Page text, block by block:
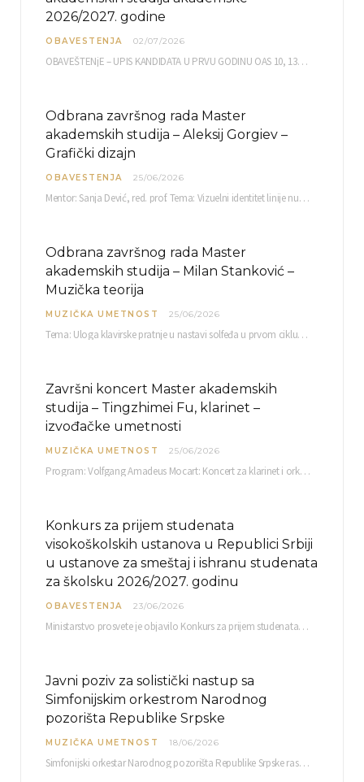
2026/2027. godine
OBAVESTENJA 02/07/2026
OBAVEŠTENjE – UPIS KANDIDATA U PRVU GODINU OAS 10, 13, 14, 15. i…
Odbrana završnog rada Master
akademskih studija – Aleksij Gorgiev –
Grafički dizajn
OBAVESTENJA 25/06/2026
Mentor: Sanja Dević, red. prof. Tema: Vizuelni identitet linije nutricionističkih proizvoda Vita+: Od ambalaže do multimedijalne komunikacije Petak, 03. 07.…
Odbrana završnog rada Master
akademskih studija – Milan Stanković –
Muzička teorija
MUZIČKA UMETNOST 25/06/2026
Tema: Uloga klavirske pratnje u nastavi solfeđa u prvom ciklusu osnovne muzičke škole Mentor…
Završni koncert Master akademskih
studija – Tingzhimei Fu, klarinet –
izvođačke umetnosti
MUZIČKA UMETNOST 25/06/2026
Program: Volfgang Amadeus Mocart: Koncert za klarinet i orkestar, A-dur Mentor Miloš Mijatović, redovni profesor…
Konkurs za prijem studenata
visokoškolskih ustanova u Republici Srbiji
u ustanove za smeštaj i ishranu studenata
za školsku 2026/2027. godinu
OBAVESTENJA 23/06/2026
Ministarstvo prosvete je objavilo Konkurs za prijem studenata visokoškolskih ustanova u Republici Srbiji u ustanove…
Javni poziv za solistički nastup sa
Simfonijskim orkestrom Narodnog
pozorišta Republike Srpske
MUZIČKA UMETNOST 18/06/2026
Simfonijski orkestar Narodnog pozorišta Republike Srpske raspisuje javni poziv za učešće u projektu „CRESCENDO: Nova…